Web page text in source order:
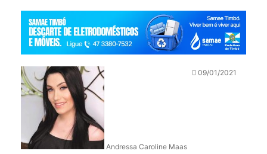
Andressa Caroline Maas
09/01/2021